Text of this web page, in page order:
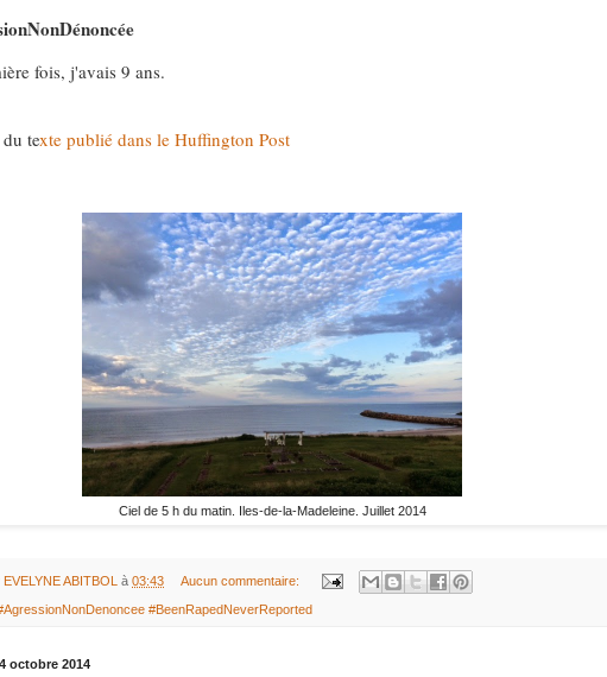
fois, j'avais 9 ans.
texte publié dans le Huffington Post
Ciel de 5 h du matin. Iles-de-la-Madeleine. Juillet 2014
EVELYNE ABITBOL à 03:43 Aucun commentaire:
#BeenRapedNeverReported
octobre 2014